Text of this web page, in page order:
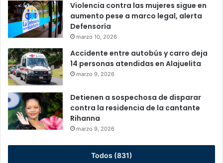
Violencia contra las mujeres sigue en
aumento pese a marco legal, alerta
Defensoría
marzo 10, 2026
Accidente entre autobús y carro deja
14 personas atendidas en Alajuelita
marzo 9, 2026
Detienen a sospechosa de disparar
contra la residencia de la cantante
Rihanna
marzo 9, 2026
Todos (831)